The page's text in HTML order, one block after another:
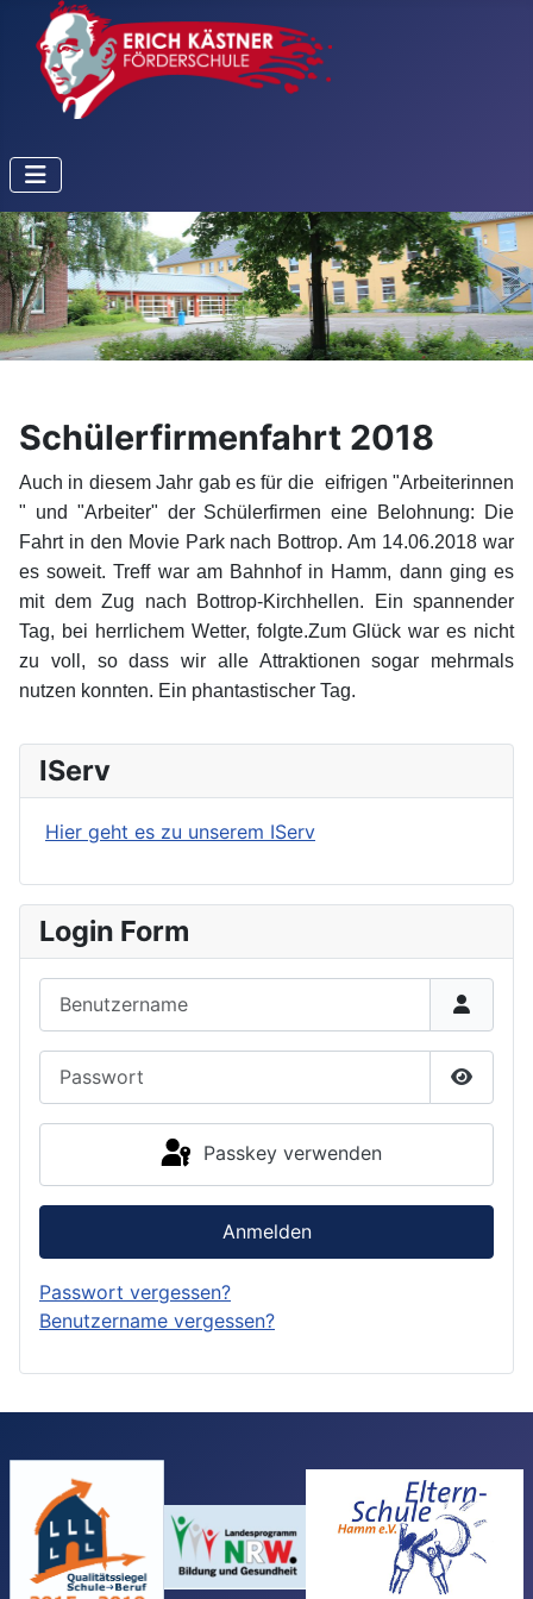
Schülerfirmenfahrt 2018
Auch in diesem Jahr gab es für die eifrigen "Arbeiterinnen
" und "Arbeiter" der Schülerfirmen eine Belohnung: Die
Fahrt in den Movie Park nach Bottrop. Am 14.06.2018 war
es soweit. Treff war am Bahnhof in Hamm, dann ging es
mit dem Zug nach Bottrop-Kirchhellen. Ein spannender
Tag, bei herrlichem Wetter, folgte.Zum Glück war es nicht
zu voll, so dass wir alle Attraktionen sogar mehrmals
nutzen konnten. Ein phantastischer Tag.
IServ
Hier geht es zu unserem IServ
Login Form
Passkey verwenden
Anmelden
Passwort vergessen?
Benutzername vergessen?